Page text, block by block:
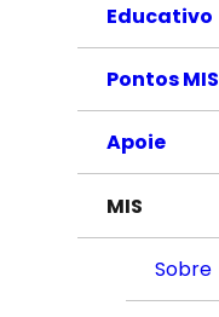
Educativo
Pontos MIS
Apoie
MIS
Sobre